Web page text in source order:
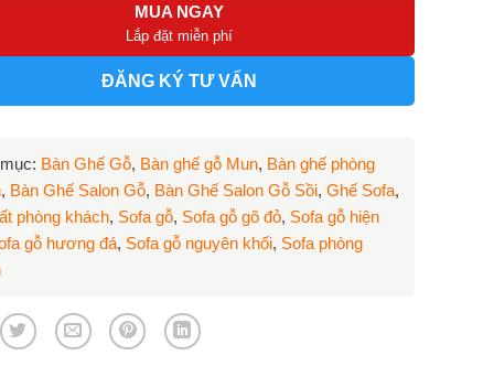
MUA NGAY
Lắp đặt miễn phí
ĐĂNG KÝ TƯ VẤN
Bàn Ghế Gỗ, Bàn ghế gỗ Mun, Bàn ghế phòng
, Bàn Ghế Salon Gỗ, Bàn Ghế Salon Gỗ Sồi, Ghế Sofa,
phòng khách, Sofa gỗ, Sofa gỗ gõ đỏ, Sofa gỗ hiện
gỗ hương đá, Sofa gỗ nguyên khối, Sofa phòng